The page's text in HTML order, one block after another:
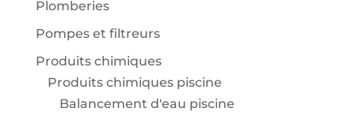
Plomberies
Pompes et filtreurs
Produits chimiques
Produits chimiques piscine
Balancement d'eau piscine